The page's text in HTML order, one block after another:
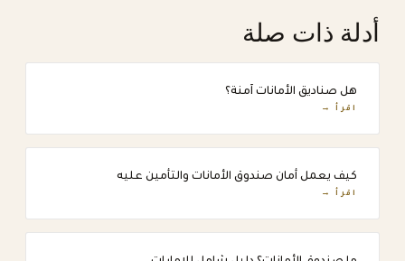
أدلة ذات صلة
هل صناديق الأمانات آمنة؟
اقرأ →
كيف يعمل أمان صندوق الأمانات والتأمين عليه
اقرأ →